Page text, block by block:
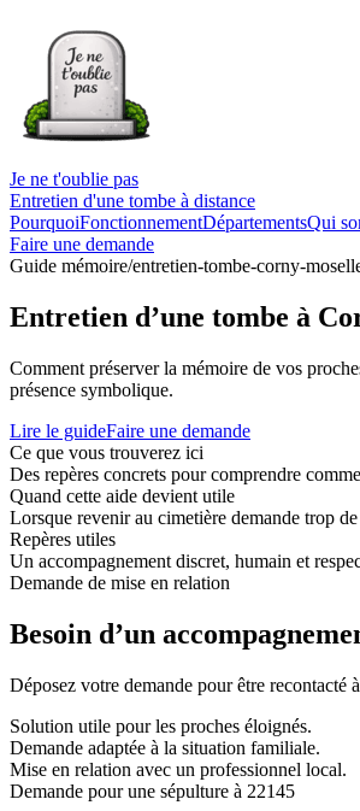
Je ne t'oublie pas
Entretien d'une tombe à distance
PourquoiFonctionnementDépartementsQui
Faire une demande
Guide mémoire/entretien-tombe-corny-
Entretien d’une tombe à
Comment préserver la mémoire de vos
présence symbolique.
Lire le guideFaire une demande
Ce que vous trouverez ici
Des repères concrets pour comprendre
Quand cette aide devient utile
Lorsque revenir au cimetière demande trop
Repères utiles
Un accompagnement discret, humain et
Demande de mise en relation
Besoin d’un
Déposez votre demande pour être recontacté
Solution utile pour les proches éloignés.
Demande adaptée à la situation familiale.
Mise en relation avec un professionnel local.
Demande pour une sépulture à 22145